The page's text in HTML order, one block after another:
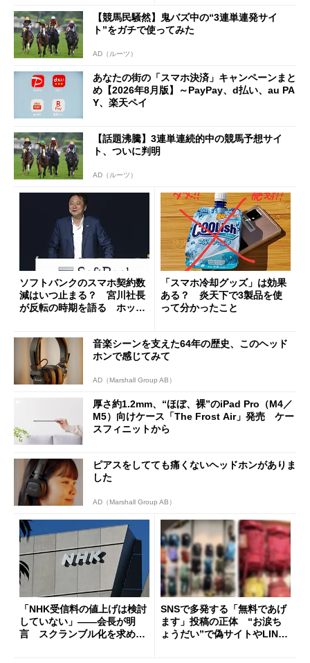
【競馬民騒然】鬼バズ中の“3連単連発サイ
ト”をガチで使ってみた
AD（ルーツ）
あなたの街の「スマホ決済」キャンペーンまと
め【2026年8月版】～PayPay、d払い、au PA
Y、楽天ペイ
【話題沸騰】3連単連続的中の競馬予想サイ
ト、ついに判明
AD（ルーツ）
ソフトバンクのスマホ契約数
減はいつ止まる？ 宮川社長
が反転の時期を語る ホッピ
「スマホ冷却グッズ」は効果
ある？ 炎天下で3製品を使
って分かったこと
音楽シーンを支えた64年の歴史、このヘッド
ホンで感じてみて
AD（Marshall Group AB）
厚さ約1.2mm、“ほぼ、裸”のiPad Pro（M4／
M5）向けケース「The Frost Air」発売 ケー
スフィニットから
ピアスをしてても痛くないヘッドホンがありま
した
AD（Marshall Group AB）
「NHK受信料の値上げは検討
していない」――会長が明
言 スクランブル化を求める
SNSで多発する「無料であげ
ます」投稿の正体 “お涙ち
ょうだい”で偽サイトやLINE